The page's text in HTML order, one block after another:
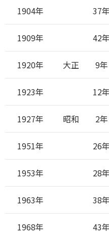
1904年 37年
1909年 42年
1920年 大正 9年
1923年 12年
1927年 昭和 2年
1951年 26年
1953年 28年
1963年 38年
1968年 43年